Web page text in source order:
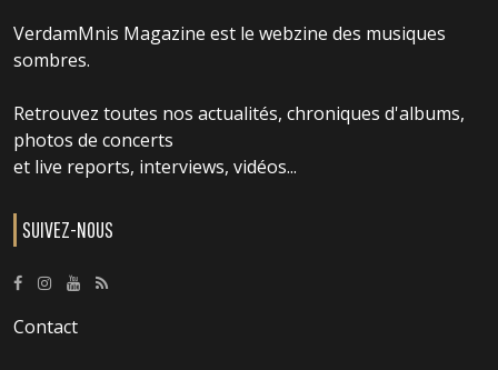
VerdamMnis Magazine est le webzine des musiques
sombres.
Retrouvez toutes nos actualités, chroniques d'albums,
photos de concerts
et live reports, interviews, vidéos...
SUIVEZ-NOUS
Contact